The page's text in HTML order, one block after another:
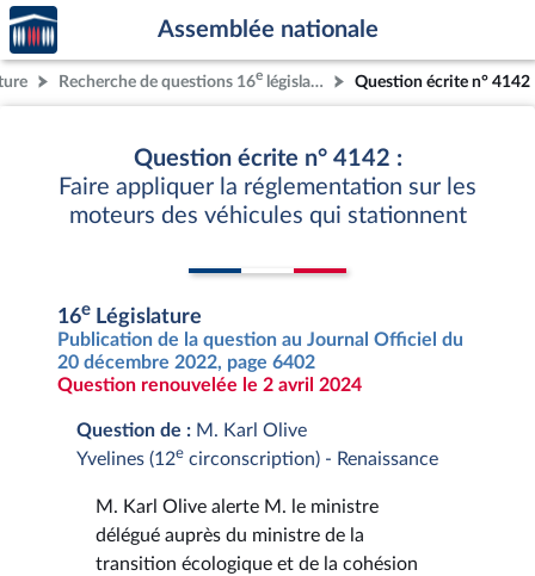
Aller au contenu
Aller en bas de la page
Accèder
à la
page
d'accueil
Assemblée nationale
Recherche de questions 16e législature Question écrite n° 4142
Question écrite n° 4142 :
Faire appliquer la réglementation sur les
moteurs des véhicules qui stationnent
16e Législature
Publication de la question au Journal Officiel du
20 décembre 2022, page 6402
Question renouvelée le 2 avril 2024
Question de : M. Karl Olive
Yvelines (12e circonscription) - Renaissance
M. Karl Olive alerte M. le ministre
délégué auprès du ministre de la
transition écologique et de la cohésion